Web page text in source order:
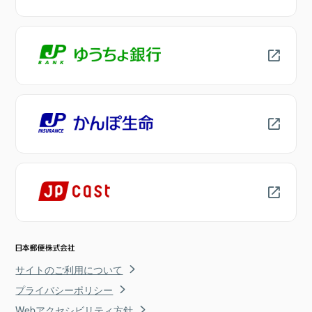
サイトのご利用について
プライバシーポリシー